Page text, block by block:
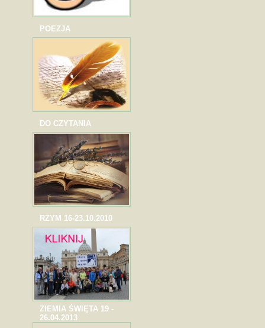
POEZJA
DO CZYTANIA
RZYM 16-23.10.2010
ZIEMIA ŚWIĘTA 19 -
26.04.2013